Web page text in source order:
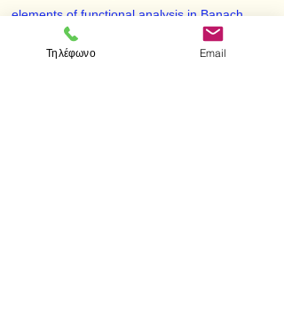
elements of functional analysis in Banach
spaces, and spectral theory in Hilbert spaces
— all in a single study. Only book of its kind.
Τηλέφωνο Email